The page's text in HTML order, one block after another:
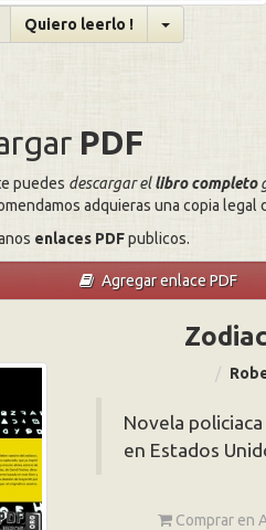
Quiero leerlo !
PDF
puedes descargar ellibro completo
adquieras una copia legal
enlaces PDFpublicos.
Agregar enlace PDF
Zodiac
Novela
en Estados
Comprar en